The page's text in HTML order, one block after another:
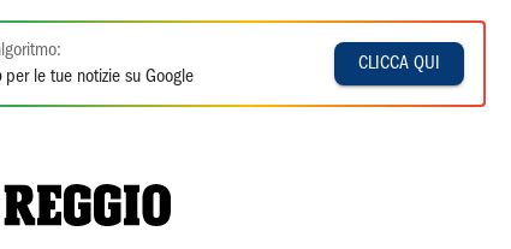
per le tue notizie su Google
CLICCA QUI